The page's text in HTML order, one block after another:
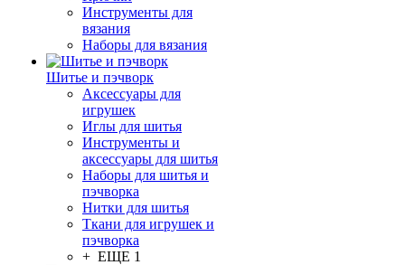
Инструменты для
вязания
Наборы для вязания
Шитье и пэчворк
Аксессуары для
игрушек
Иглы для шитья
Инструменты и
аксессуары для шитья
Наборы для шитья и
пэчворка
Нитки для шитья
Ткани для игрушек и
пэчворка
+ ЕЩЕ 1